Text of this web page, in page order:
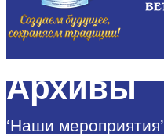
Архивы
‘Наши мероприятия’